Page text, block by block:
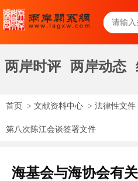
两岸时评 两岸动态
首页 > 文献资料中心 > 法律性文件
第八次陈江会谈签署文件
海基会与海协会有